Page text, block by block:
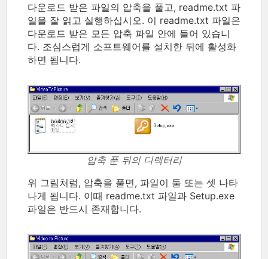
다운로드 받은 파일의 압축을 풀고, readme.txt 파
일을 잘 읽고 실행하십시오. 이 readme.txt 파일은
다운로드 받은 모든 압축 파일 안에 들어 있습니
다. 조심스럽게 소프트웨어를 설치한 뒤에 활성화
하면 됩니다.
압축 푼 뒤의 디렉터리
위 그림처럼, 압축을 풀면, 파일이 둘 또는 셋 나타
나게 됩니다. 이때 readme.txt 파일과 Setup.exe
파일은 반드시 존재합니다.